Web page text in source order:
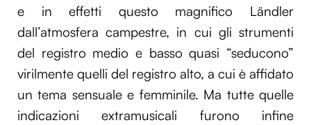
e in effetti questo magnifico Ländler
dall’atmosfera campestre, in cui gli strumenti
del registro medio e basso quasi “seducono”
virilmente quelli del registro alto, a cui è affidato
un tema sensuale e femminile. Ma tutte quelle
indicazioni extramusicali furono infine